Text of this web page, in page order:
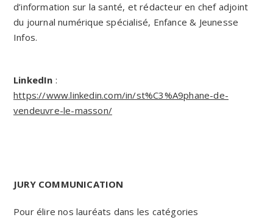
d’information sur la santé, et rédacteur en chef adjoint
du journal numérique spécialisé, Enfance & Jeunesse
Infos.
LinkedIn :
https://www.linkedin.com/in/st%C3%A9phane-de-
vendeuvre-le-masson/
JURY COMMUNICATION
Pour élire nos lauréats dans les catégories